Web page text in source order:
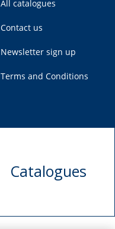
All catalogues
Contact us
Newsletter sign up
Terms and Conditions
Catalogues